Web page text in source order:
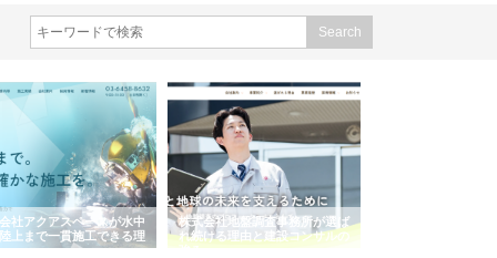
社アクアスペースが水中
上まで一貫施工できる理
株式会社地盤調査事務所が選ば
れ続ける理由と建設コンサルの
強み